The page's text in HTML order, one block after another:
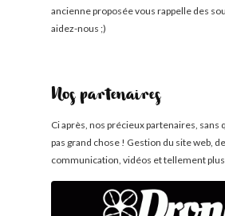
ancienne proposée vous rappelle des
aidez-nous ;)
Nos partenaires
Ci après, nos précieux partenaires, sans
pas grand chose ! Gestion du site web,
communication, vidéos et tellement